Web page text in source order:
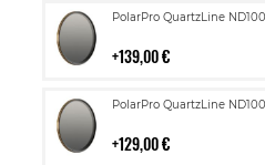
PolarPro QuartzLine
139,00 €
Lisää
PolarPro QuartzLine
129,00 €
Lisää